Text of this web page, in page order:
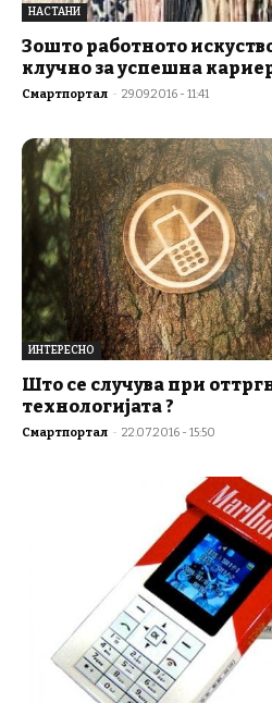
НАСТАНИ
Зошто работното
клучно за успешна
Смартпортал - 29.09.2016 - 11:41
ИНТЕРЕСНО
Што се случува при
технологијата ?
Смартпортал - 22.07.2016 - 15:50